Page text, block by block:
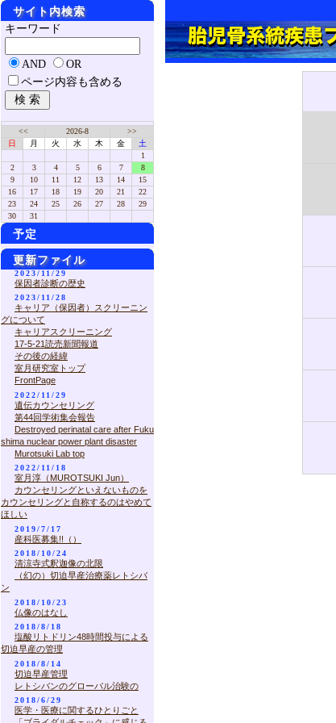
サイト内検索
キーワード
AND
OR
ページ内容も含める
<< 2026-8
>>
日
月 火 水 木 金
土
1
2
3 4 5 6 7
8
9
10 11 12 13 14
15
16
17 18 19 20 21
22
23
24 25 26 27 28
29
30
31
予定
更新ファイル
2023/11/29
保因者診断の歴史
2023/11/28
キャリア（保因者）スクリーニン
グについて
キャリアスクリーニング
17-5-21読売新聞報道
その後の経緯
室月研究室トップ
FrontPage
2022/11/29
遺伝カウンセリング
第44回学術集会報告
Destroyed perinatal care after Fuku
shima nuclear power plant disaster
Murotsuki Lab top
2022/11/18
室月淳（MUROTSUKI Jun）
カウンセリングといえないものを
カウンセリングと自称するのはやめて
ほしい
2019/7/17
産科医募集!!（）
2018/10/24
清涼寺式釈迦像の北限
（幻の）切迫早産治療薬レトシバ
ン
2018/10/23
仏像のはなし
2018/8/18
塩酸リトドリン48時間投与による
切迫早産の管理
2018/8/14
切迫早産管理
レトシバンのグローバル治験の
2018/6/29
医学・医療に関するひとりごと